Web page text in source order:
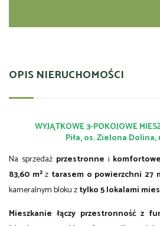
OPIS NIERUCHOMOŚCI
WYJĄTKOWE 3-POKOJOWE
Piła, os. Zielona Dolina,
Na sprzedaż przestronne i komfortowe
83,60 m²z tarasem o powierzchni 27
kameralnym bloku ztylko 5 lokalami
Mieszkanie łączy przestronność z